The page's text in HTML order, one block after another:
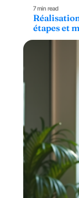
7 min read
étapes et